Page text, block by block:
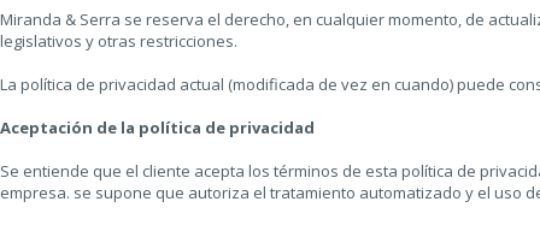
Miranda & Serra se reserva el derecho, en cualquier momento, de
legislativos y otras restricciones.
La política de privacidad actual (modificada de vez en cuando) puede
Aceptación de la política de privacidad
Se entiende que el cliente acepta los términos de esta política de
empresa. se supone que autoriza el tratamiento automatizado y el uso